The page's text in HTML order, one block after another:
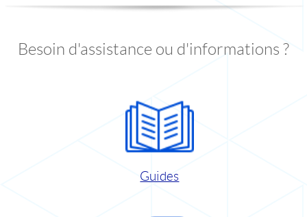
Besoin d'assistance ou d'informations ?
Guides